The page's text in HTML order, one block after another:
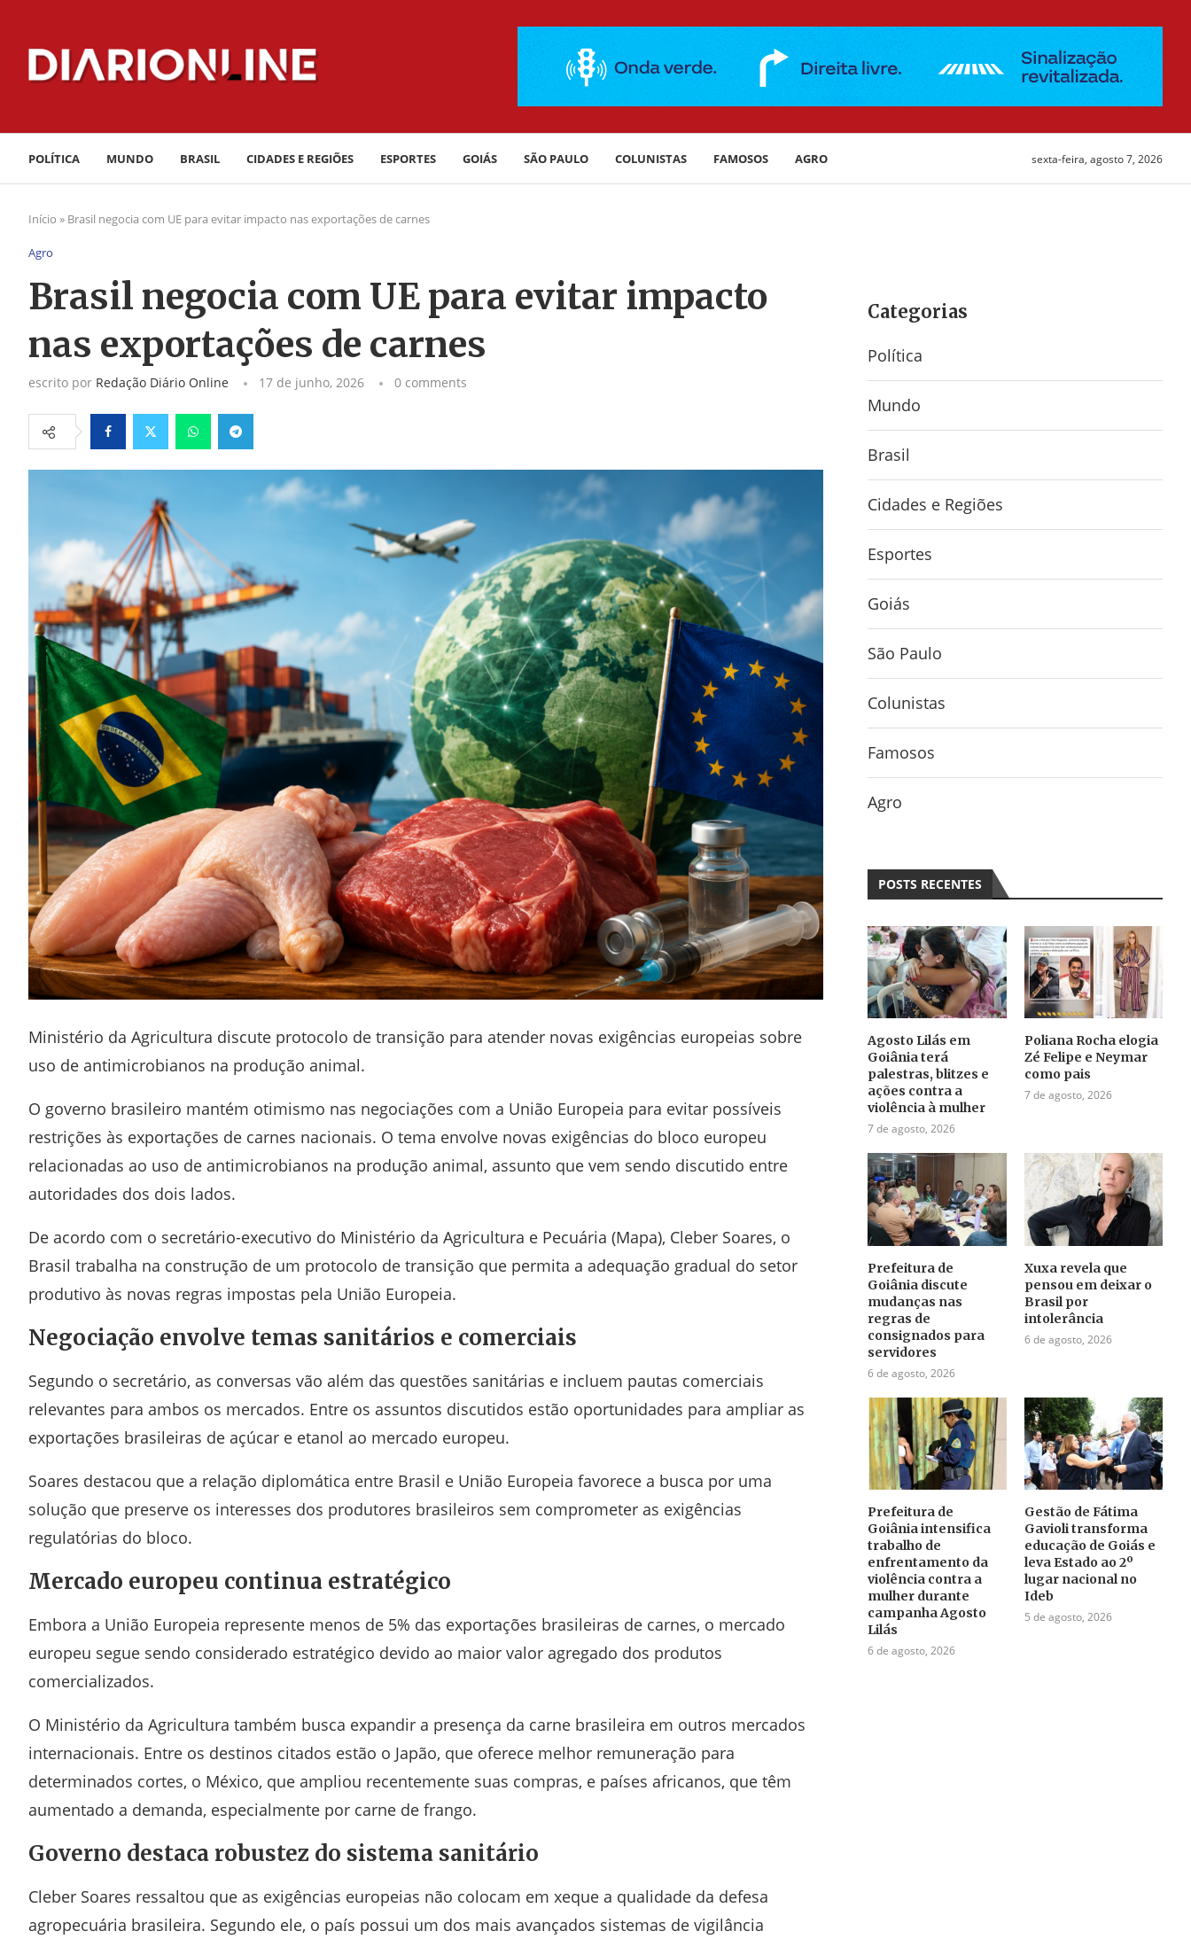
POLÍTICA MUNDO BRASIL CIDADES E REGIÕES ESPORTES GOIÁS SÃO PAULO COLUNISTAS FAMOSOS AGRO sexta-feira, agosto 7, 2026
Início » Brasil negocia com UE para evitar impacto nas exportações de carnes
Agro
Brasil negocia com UE para evitar impacto
nas exportações de carnes
escrito por Redação Diário Online 17 de junho, 2026 0 comments
FacebookTwitter WhatsappTelegram
Ministério da Agricultura discute protocolo de transição para atender novas exigências europeias sobre
uso de antimicrobianos na produção animal.
O governo brasileiro mantém otimismo nas negociações com a União Europeia para evitar possíveis
restrições às exportações de carnes nacionais. O tema envolve novas exigências do bloco europeu
relacionadas ao uso de antimicrobianos na produção animal, assunto que vem sendo discutido entre
autoridades dos dois lados.
De acordo com o secretário-executivo do Ministério da Agricultura e Pecuária (Mapa), Cleber Soares, o
Brasil trabalha na construção de um protocolo de transição que permita a adequação gradual do setor
produtivo às novas regras impostas pela União Europeia.
Negociação envolve temas sanitários e comerciais
Segundo o secretário, as conversas vão além das questões sanitárias e incluem pautas comerciais
relevantes para ambos os mercados. Entre os assuntos discutidos estão oportunidades para ampliar as
exportações brasileiras de açúcar e etanol ao mercado europeu.
Soares destacou que a relação diplomática entre Brasil e União Europeia favorece a busca por uma
solução que preserve os interesses dos produtores brasileiros sem comprometer as exigências
regulatórias do bloco.
Mercado europeu continua estratégico
Embora a União Europeia represente menos de 5% das exportações brasileiras de carnes, o mercado
europeu segue sendo considerado estratégico devido ao maior valor agregado dos produtos
comercializados.
O Ministério da Agricultura também busca expandir a presença da carne brasileira em outros mercados
internacionais. Entre os destinos citados estão o Japão, que oferece melhor remuneração para
determinados cortes, o México, que ampliou recentemente suas compras, e países africanos, que têm
aumentado a demanda, especialmente por carne de frango.
Governo destaca robustez do sistema sanitário
Cleber Soares ressaltou que as exigências europeias não colocam em xeque a qualidade da defesa
agropecuária brasileira. Segundo ele, o país possui um dos mais avançados sistemas de vigilância
Categorias
Política
Mundo
Brasil
Cidades e Regiões
Esportes
Goiás
São Paulo
Colunistas
Famosos
Agro
POSTS RECENTES
Agosto Lilás em
Goiânia terá
palestras, blitzes e
ações contra a
violência à mulher
7 de agosto, 2026
Poliana Rocha elogia
Zé Felipe e Neymar
como pais
7 de agosto, 2026
Prefeitura de
Goiânia discute
mudanças nas
regras de
consignados para
servidores
6 de agosto, 2026
Xuxa revela que
pensou em deixar o
Brasil por
intolerância
6 de agosto, 2026
Prefeitura de
Goiânia intensifica
trabalho de
enfrentamento da
violência contra a
mulher durante
campanha Agosto
Lilás
6 de agosto, 2026
Gestão de Fátima
Gavioli transforma
educação de Goiás e
leva Estado ao 2º
lugar nacional no
Ideb
5 de agosto, 2026